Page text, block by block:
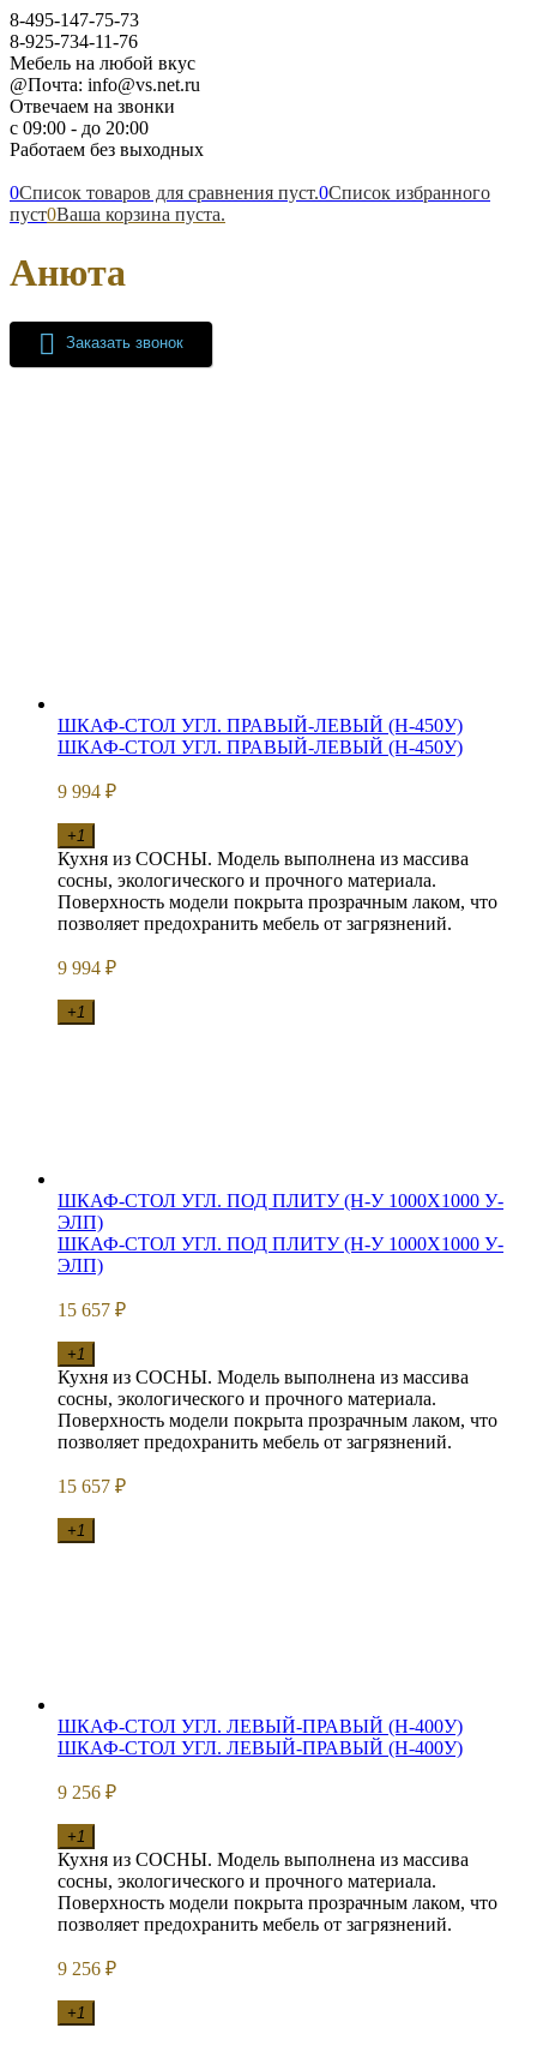
8-495-147-75-73
8-925-734-11-76
Мебель на любой вкус
@Почта: info@vs.net.ru
Отвечаем на звонки
с 09:00 - до 20:00
Работаем без выходных
0Список товаров для сравнения пуст.0Список избранного
пуст0Ваша корзина пуста.
Анюта
Заказать звонок
ШКАФ-СТОЛ УГЛ. ПРАВЫЙ-ЛЕВЫЙ (Н-450У)
ШКАФ-СТОЛ УГЛ. ПРАВЫЙ-ЛЕВЫЙ (Н-450У)
9 994 ₽
+1
Кухня из СОСНЫ. Модель выполнена из массива
сосны, экологического и прочного материала.
Поверхность модели покрыта прозрачным лаком, что
позволяет предохранить мебель от загрязнений.
9 994 ₽
+1
ШКАФ-СТОЛ УГЛ. ПОД ПЛИТУ (Н-У 1000Х1000 У-
ЭЛП)
ШКАФ-СТОЛ УГЛ. ПОД ПЛИТУ (Н-У 1000Х1000 У-
ЭЛП)
15 657 ₽
+1
Кухня из СОСНЫ. Модель выполнена из массива
сосны, экологического и прочного материала.
Поверхность модели покрыта прозрачным лаком, что
позволяет предохранить мебель от загрязнений.
15 657 ₽
+1
ШКАФ-СТОЛ УГЛ. ЛЕВЫЙ-ПРАВЫЙ (Н-400У)
ШКАФ-СТОЛ УГЛ. ЛЕВЫЙ-ПРАВЫЙ (Н-400У)
9 256 ₽
+1
Кухня из СОСНЫ. Модель выполнена из массива
сосны, экологического и прочного материала.
Поверхность модели покрыта прозрачным лаком, что
позволяет предохранить мебель от загрязнений.
9 256 ₽
+1